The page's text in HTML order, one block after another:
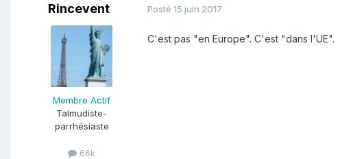
Rincevent
Membre Actif
Talmudiste-
parrhésiaste
66k
Posté 15 juin 2017
C'est pas "en Europe". C'est "dans l'UE".